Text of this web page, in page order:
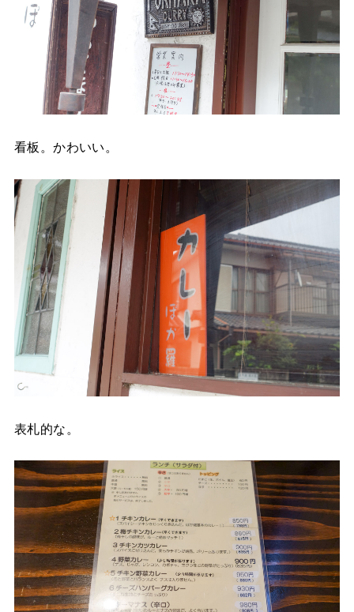
看板。かわいい。
表札的な。